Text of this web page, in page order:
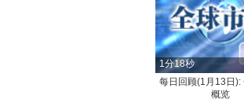
1分18秒
每日回顾(1月13日):
概览